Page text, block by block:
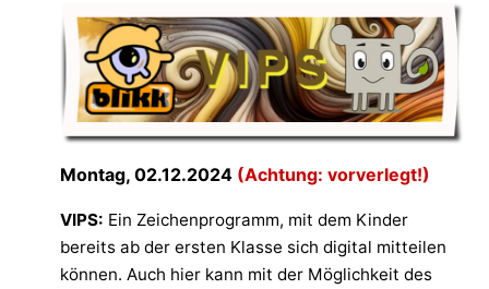
Montag, 02.12.2024 (Achtung: vorverlegt!)
VIPS: Ein Zeichenprogramm, mit dem Kinder
bereits ab der ersten Klasse sich digital mitteilen
können. Auch hier kann mit der Möglichkeit des